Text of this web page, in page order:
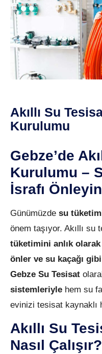
Akıllı Su
Kurulumu
Gebze’de
Kurulumu –
İsrafı
Günümüzde su
önem taşıyor. Akıllı su
tüketimini anlık
önler ve su kaçağı
Gebze Su Tesisat
sistemleriyle hem su
evinizi tesisat kaynaklı
Akıllı Su
Nasıl Çalışır?